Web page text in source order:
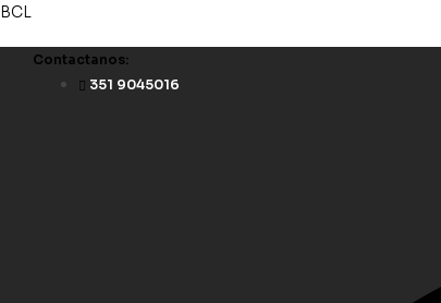
BCL
Contactanos:
351 9045016